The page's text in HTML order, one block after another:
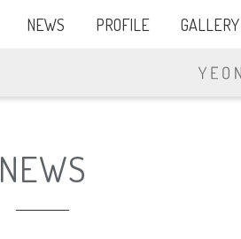
NEWS PROFILE GALLERY
NEWS